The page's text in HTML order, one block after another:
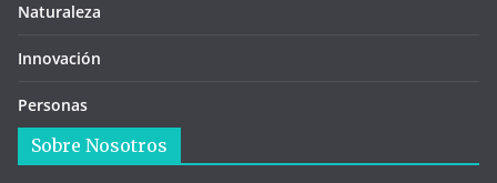
Naturaleza
Innovación
Personas
Sobre Nosotros